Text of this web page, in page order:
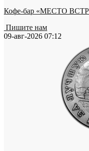
Кофе-бар «МЕСТО
Пишите нам
09-авг-2026 07:12